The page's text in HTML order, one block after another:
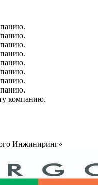
компанию.
Инжиниринг»